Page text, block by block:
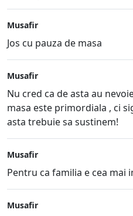
Musafir
Jos cu pauza de masa
Musafir
Nu cred ca de asta au
masa este primordiala , ci
asta trebuie sa sustinem!
Musafir
Pentru ca familia e cea mai
Musafir